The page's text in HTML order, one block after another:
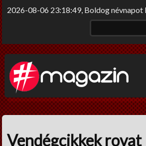
2026-08-06 23:18:49, Boldog névnapot
Elme/rengő
Vendégcikkek rovat